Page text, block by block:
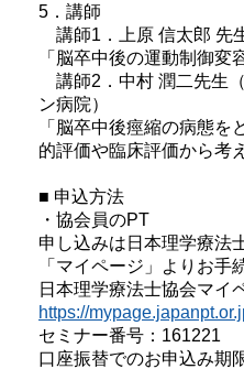
5．講師
講師1．上原 信太郎 先
「脳卒中後の運動制御変
講師2．中村 潤二先生
ン病院）
「脳卒中後痙縮の病態を
的評価や臨床評価から考
■ 申込方法
・協会員のPT
申し込みは日本理学療法
「マイページ」よりお手
日本理学療法士協会マイ
https://
セミナー番号：161221
口座振替でのお申込み期